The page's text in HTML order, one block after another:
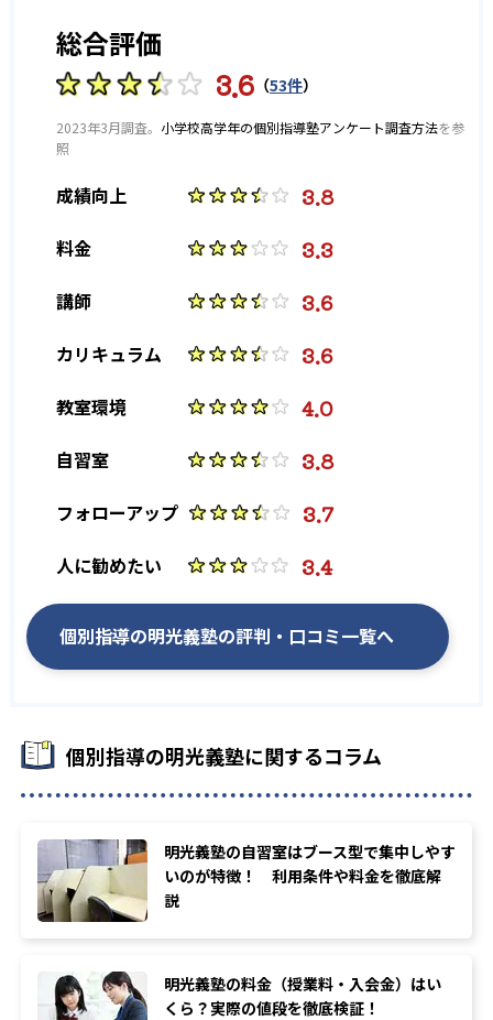
総合評価
3.6 （53件）
2023年3月調査。 小学校高学年の個別指導塾アンケート調査方法を参
照
成績向上 3.8
料金 3.3
講師 3.6
カリキュラム 3.6
教室環境 4.0
自習室 3.8
フォローアップ 3.7
人に勧めたい 3.4
個別指導の明光義塾の評判・口コミ一覧へ
個別指導の明光義塾に関するコラム
明光義塾の自習室はブース型で集中しやす
いのが特徴！ 利用条件や料金を徹底解
説
明光義塾の料金（授業料・入会金）はい
くら？実際の値段を徹底検証！